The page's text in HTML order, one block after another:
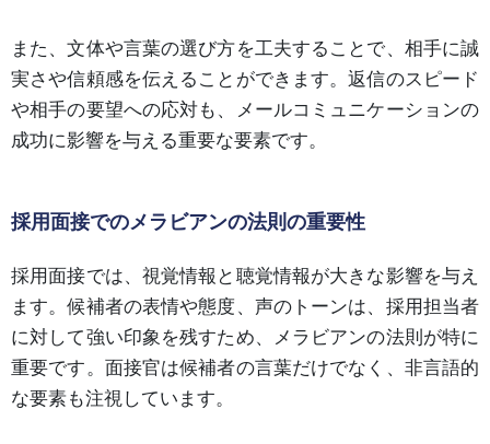
また、文体や言葉の選び方を工夫することで、相手に誠
実さや信頼感を伝えることができます。返信のスピード
や相手の要望への応対も、メールコミュニケーションの
成功に影響を与える重要な要素です。
採用面接でのメラビアンの法則の重要性
採用面接では、視覚情報と聴覚情報が大きな影響を与え
ます。候補者の表情や態度、声のトーンは、採用担当者
に対して強い印象を残すため、メラビアンの法則が特に
重要です。面接官は候補者の言葉だけでなく、非言語的
な要素も注視しています。